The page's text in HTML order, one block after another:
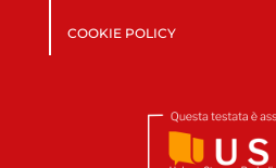
COOKIE POLICY